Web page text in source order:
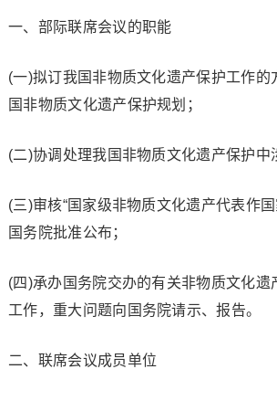
一、部际联席会议的职能
(一)拟订我国非物质文化遗产保护工作的
国非物质文化遗产保护规划；
(二)协调处理我国非物质文化遗产保护中
(三)审核“国家级非物质文化遗产代表作
国务院批准公布；
(四)承办国务院交办的有关非物质文化遗
工作，重大问题向国务院请示、报告。
二、联席会议成员单位